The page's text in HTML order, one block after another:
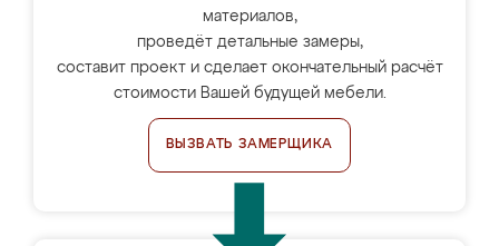
материалов,
проведёт детальные замеры,
составит проект и сделает окончательный расчёт
стоимости Вашей будущей мебели.
ВЫЗВАТЬ ЗАМЕРЩИКА